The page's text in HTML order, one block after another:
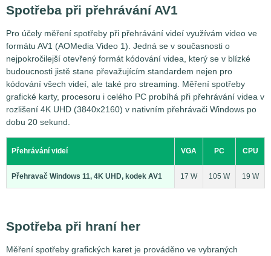
Spotřeba při přehrávání AV1
Pro účely měření spotřeby při přehrávání videí využívám video ve
formátu AV1 (AOMedia Video 1). Jedná se v současnosti o
nejpokročilejší otevřený formát kódování videa, který se v blízké
budoucnosti jistě stane převažujícím standardem nejen pro
kódování všech videí, ale také pro streaming. Měření spotřeby
grafické karty, procesoru i celého PC probíhá při přehrávání videa v
rozlišení 4K UHD (3840x2160) v nativním přehrávači Windows po
dobu 20 sekund.
Přehrávání videí VGA PC CPU
Přehravač Windows 11, 4K UHD, kodek AV1 17 W 105 W 19 W
Spotřeba při hraní her
Měření spotřeby grafických karet je prováděno ve vybraných